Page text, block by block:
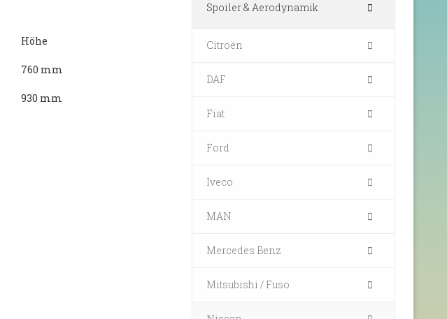
Höhe
760 mm
930 mm
Spoiler & Aerodynamik
Citroën
DAF
Fiat
Ford
Iveco
MAN
Mercedes Benz
Mitsubishi / Fuso